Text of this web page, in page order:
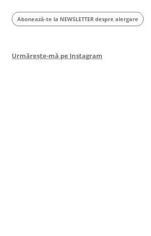
Abonează-te la NEWSLETTER despre alergare
Urmărește-mă pe Instagram